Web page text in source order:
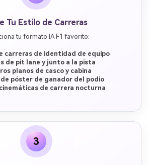
Tu Estilo de Carreras
tu formato IA F1 favorito:
carreras de identidad de equipo
de pit lane y junto a la pista
planos de casco y cabina
póster de ganador del podio
de carrera nocturna
3